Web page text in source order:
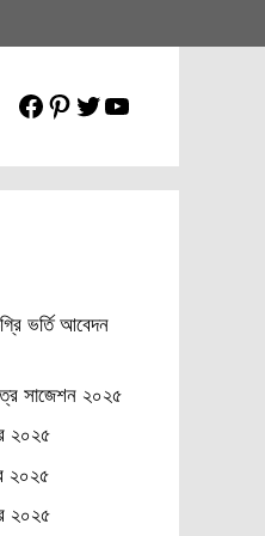
Facebook
Pinterest
Twitter
YouTube
ভর্তি আবেদন
সাজেশন ২০২৫
২০২৫
২০২৫
২০২৫